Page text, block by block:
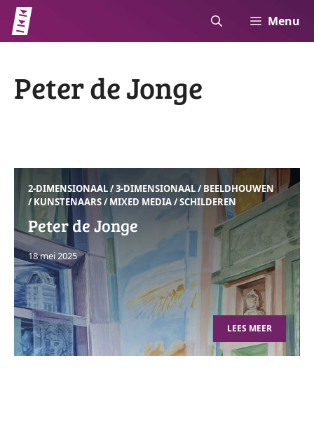
naar
de
Menu
Peter de Jonge
2-DIMENSIONAAL/3-DIMENSIONAAL/BEELDHOUWEN
/KUNSTENAARS/MIXED MEDIA/SCHILDEREN
Peter de Jonge
18 mei 2025
LEES MEER